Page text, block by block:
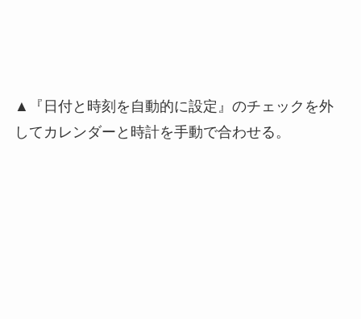
▲『日付と時刻を自動的に設定』のチェックを外
してカレンダーと時計を手動で合わせる。